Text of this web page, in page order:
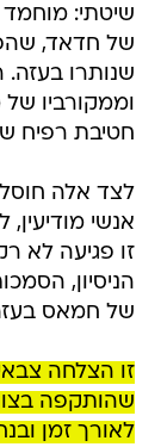
שיטתי: מוחמד
של חדאד,
שנותרו
וממקורביו
חטיבת רפיח
לצד אלה
אנשי מודיעין,
זו פגיעה לא
הניסיון,
של חמאס
זו הצלחה
שהותקפה
לאורך זמן